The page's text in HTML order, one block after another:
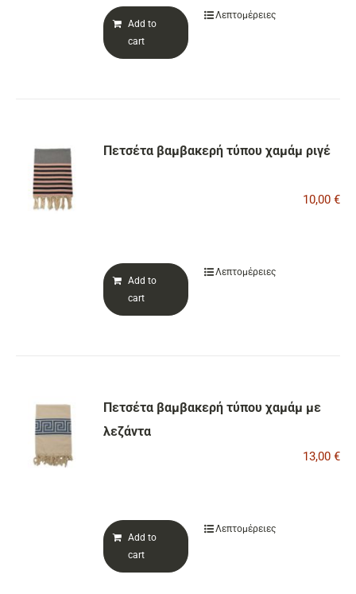
Add to
cart
Λεπτομέρειες
Πετσέτα βαμβακερή τύπου χαμάμ ριγέ
10,00 €
Add to
cart
Λεπτομέρειες
Πετσέτα βαμβακερή τύπου χαμάμ με
λεζάντα
13,00 €
Add to
cart
Λεπτομέρειες